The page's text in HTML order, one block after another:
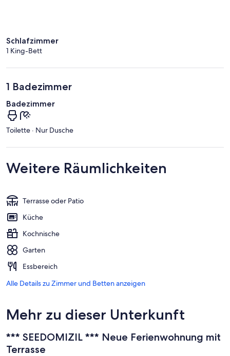
Schlafzimmer
1 King-Bett
1 Badezimmer
Badezimmer
Toilette · Nur Dusche
Weitere Räumlichkeiten
Terrasse oder Patio
Küche
Kochnische
Garten
Essbereich
Alle Details zu Zimmer und Betten anzeigen
Mehr zu dieser Unterkunft
*** SEEDOMIZIL *** Neue Ferienwohnung mit
Terrasse